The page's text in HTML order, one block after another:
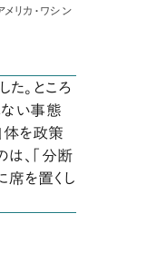
リカ・ワシン
。ところ
ない事態
体を政策
、「分断
席を置くし